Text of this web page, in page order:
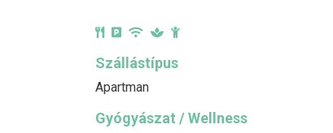
Szállástípus
Apartman
Gyógyászat / Wellness